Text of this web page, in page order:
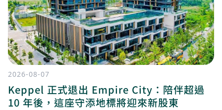
2026-08-07
Keppel 正式退出 Empire City：陪伴超過
10 年後，這座守添地標將迎來新股東